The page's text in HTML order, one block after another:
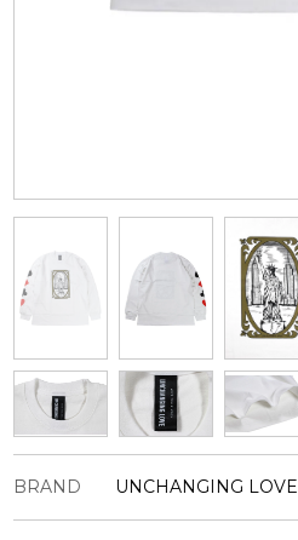
BRAND UNCHANGING LOVE